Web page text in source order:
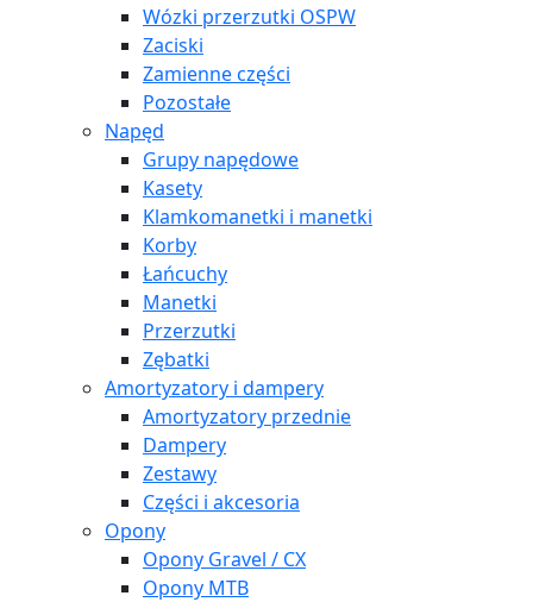
Wózki przerzutki OSPW
Zaciski
Zamienne części
Pozostałe
Napęd
Grupy napędowe
Kasety
Klamkomanetki i manetki
Korby
Łańcuchy
Manetki
Przerzutki
Zębatki
Amortyzatory i dampery
Amortyzatory przednie
Dampery
Zestawy
Części i akcesoria
Opony
Opony Gravel / CX
Opony MTB